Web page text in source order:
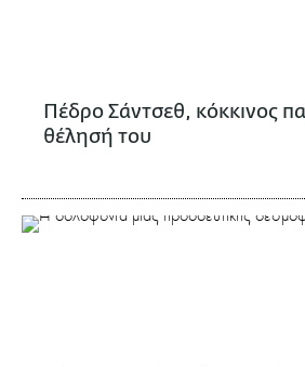
Πέδρο Σάντσεθ, κόκκινος
θέλησή του